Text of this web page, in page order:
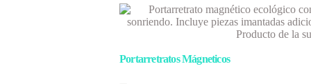
Portarretratos Mágneticos